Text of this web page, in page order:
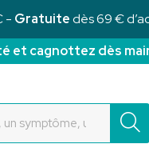
- Gratuitedès 69 €
et cagnottez dès